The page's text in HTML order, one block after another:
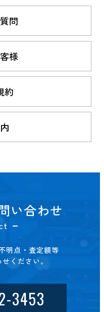
問
様
約
い合わせ
明点・査定額等
ください。
3453